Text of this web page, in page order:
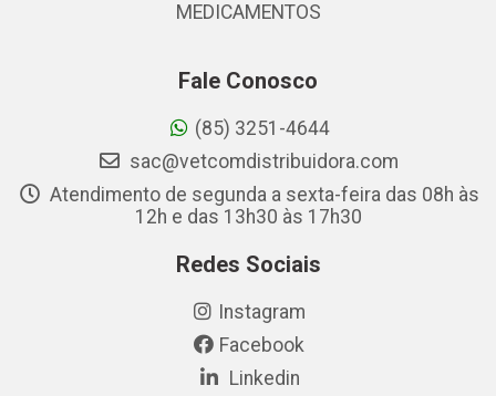
MEDICAMENTOS
Fale Conosco
(85) 3251-4644
sac@vetcomdistribuidora.com
Atendimento de segunda a sexta-feira das 08h às
12h e das 13h30 às 17h30
Redes Sociais
Instagram
Facebook
Linkedin